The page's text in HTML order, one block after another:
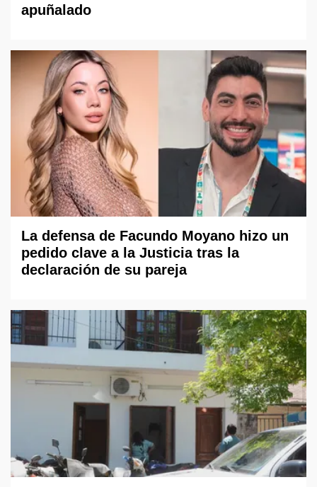
apuñalado
La defensa de Facundo Moyano hizo un
pedido clave a la Justicia tras la
declaración de su pareja